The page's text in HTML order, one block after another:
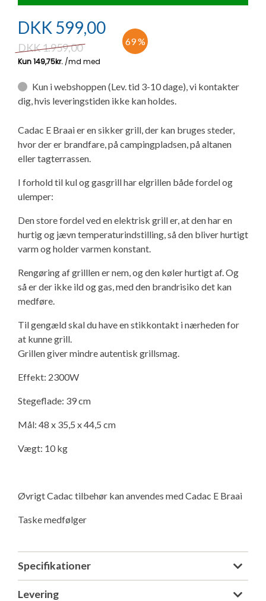
Adria Astella
Next
Hobby Prestige
Hobby Maxia
Ny campingvogn - godt at vide
Lille campingvogn
Forsikring af campingvogn
Vil du sælge din campingvogn?
Isabella fortelte
Isabella Fortelte
Isabella Lufttelte
Isabella fortelte til specialvogne
Isabella Opstillingsvejledninger
Camping erhverv
Adria Coral
Adria Compact
Internet i campingvognen
Aircondition og klimaanlæg
E-trailer kontrol- og sikkerhedsapp
Byvand - rindende vand i campingvognen
3 spændende ideer til campingvognen
GRØN Virksomhed
Tuxer måleskemaer
Sikker handel
Klagemuligheder
Konkurrenceregler
Handelsbetingelser - webshop
Cookie & Privatlivspolitik
GPDR - Optagelse af foto og video
GPDR - KG Camping Kundeklub
DKK 599,00
DKK1.959,00 69 %
Kun i webshoppen (Lev. tid 3-10 dage), vi kontakter
dig, hvis leveringstiden ikke kan holdes.
Cadac E Braai er en sikker grill, der kan bruges steder,
hvor der er brandfare, på campingpladsen, på altanen
eller tagterrassen.
I forhold til kul og gasgrill har elgrillen både fordel og
ulemper:
Den store fordel ved en elektrisk grill er, at den har en
hurtig og jævn temperaturindstilling, så den bliver hurtigt
varm og holder varmen konstant.
Rengøring af grilllen er nem, og den køler hurtigt af. Og
så er der ikke ild og gas, med den brandrisiko det kan
medføre.
Til gengæld skal du have en stikkontakt i nærheden for
at kunne grill.
Grillen giver mindre autentisk grillsmag.
Effekt: 2300W
Stegeflade: 39 cm
Mål: 48 x 35,5 x 44,5 cm
Vægt: 10 kg
Øvrigt Cadac tilbehør kan anvendes med Cadac E Braai
Taske medfølger
Specifikationer
Levering